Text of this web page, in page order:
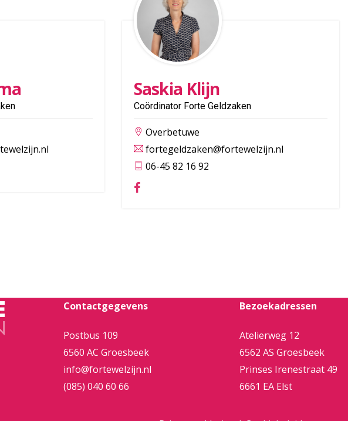
Saskia Klijn
Coördinator Forte Geldzaken
Overbetuwe
fortegeldzaken@fortewelzijn.nl
06-45 82 16 92
Contactgegevens
Postbus 109
6560 AC Groesbeek
info@fortewelzijn.nl
(085) 040 60 66
Bezoekadressen
Atelierweg 12
6562 AS Groesbeek
Prinses Irenestraat 49
6661 EA Elst